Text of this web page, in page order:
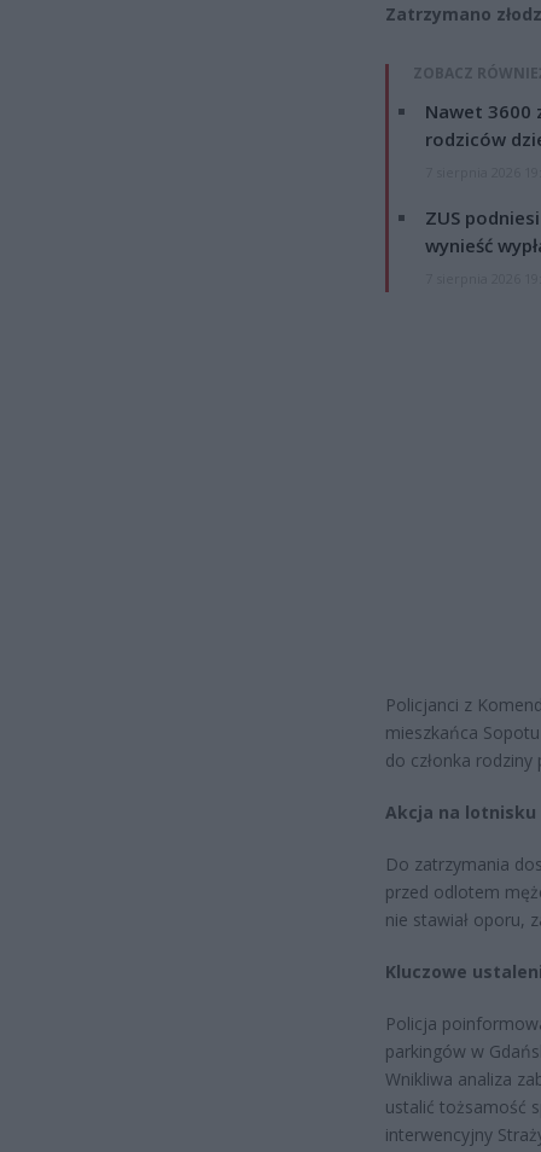
Zatrzymano
ZOBACZ
Nawet 3600
rodziców
ZUS
wynieść
Policjanci z
mieszkańca
do członka
Akcja na lotnisku
Do zatrzymania
przed odlotem
nie stawiał oporu,
Kluczowe
Policja
parkingów w
Wnikliwa analiza
ustalić tożsamość
interwencyjny